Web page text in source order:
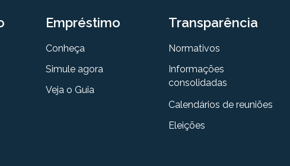
Empréstimo
Conheça
Simule agora
Veja o Guia
Transparência
Normativos
Informações
consolidadas
Calendários de reuniões
Eleições